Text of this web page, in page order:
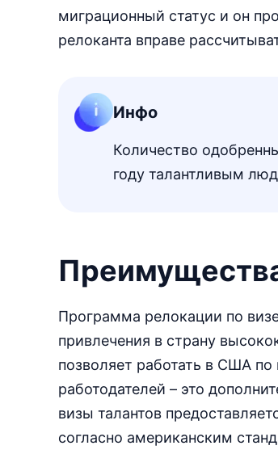
миграционный статус и он
релоканта вправе
Инфо
Количество
году талантливым
Программа релокации по
привлечения в страну
позволяет работать в США
работодателей – это
визы талантов
согласно американским